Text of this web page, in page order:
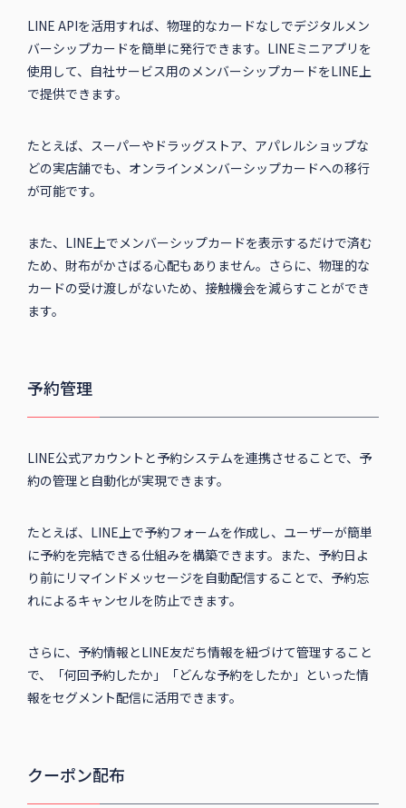
LINE APIを活用すれば、物理的なカードなしでデジタルメン
バーシップカードを簡単に発行できます。LINEミニアプリを
使用して、自社サービス用のメンバーシップカードをLINE上
で提供できます。
たとえば、スーパーやドラッグストア、アパレルショップな
どの実店舗でも、オンラインメンバーシップカードへの移行
が可能です。
また、LINE上でメンバーシップカードを表示するだけで済む
ため、財布がかさばる心配もありません。さらに、物理的な
カードの受け渡しがないため、接触機会を減らすことができ
ます。
予約管理
LINE公式アカウントと予約システムを連携させることで、予
約の管理と自動化が実現できます。
たとえば、LINE上で予約フォームを作成し、ユーザーが簡単
に予約を完結できる仕組みを構築できます。また、予約日よ
り前にリマインドメッセージを自動配信することで、予約忘
れによるキャンセルを防止できます。
さらに、予約情報とLINE友だち情報を紐づけて管理すること
で、「何回予約したか」「どんな予約をしたか」といった情
報をセグメント配信に活用できます。
クーポン配布